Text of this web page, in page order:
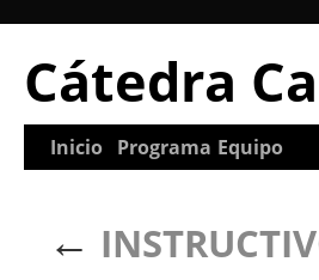
Cátedra
Inicio Programa Equipo
←